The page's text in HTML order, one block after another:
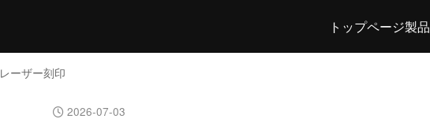
トップページ製品
ーザー刻印
2026-07-03